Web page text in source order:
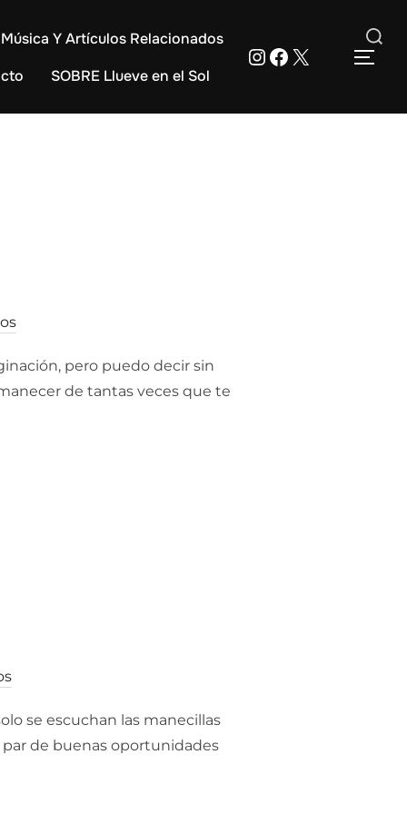
Música Y Artículos Relacionados
SOBRE Llueve en el Sol
Instagram
Facebook
X Buscar:
pero puedo decir sin
de tantas veces que te
se escuchan las manecillas
de buenas oportunidades